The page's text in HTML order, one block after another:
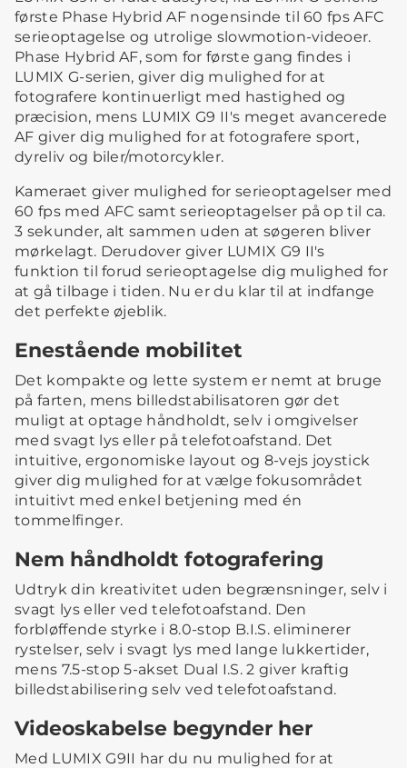
første Phase Hybrid AF nogensinde til 60 fps AFC
serieoptagelse og utrolige slowmotion-videoer.
Phase Hybrid AF, som for første gang findes i
LUMIX G-serien, giver dig mulighed for at
fotografere kontinuerligt med hastighed og
præcision, mens LUMIX G9 II's meget avancerede
AF giver dig mulighed for at fotografere sport,
dyreliv og biler/motorcykler.
Kameraet giver mulighed for serieoptagelser med
60 fps med AFC samt serieoptagelser på op til ca.
3 sekunder, alt sammen uden at søgeren bliver
mørkelagt. Derudover giver LUMIX G9 II's
funktion til forud serieoptagelse dig mulighed for
at gå tilbage i tiden. Nu er du klar til at indfange
det perfekte øjeblik.
Enestående mobilitet
Det kompakte og lette system er nemt at bruge
på farten, mens billedstabilisatoren gør det
muligt at optage håndholdt, selv i omgivelser
med svagt lys eller på telefotoafstand. Det
intuitive, ergonomiske layout og 8-vejs joystick
giver dig mulighed for at vælge fokusområdet
intuitivt med enkel betjening med én
tommelfinger.
Nem håndholdt fotografering
Udtryk din kreativitet uden begrænsninger, selv i
svagt lys eller ved telefotoafstand. Den
forbløffende styrke i 8.0-stop B.I.S. eliminerer
rystelser, selv i svagt lys med lange lukkertider,
mens 7.5-stop 5-akset Dual I.S. 2 giver kraftig
billedstabilisering selv ved telefotoafstand.
Videoskabelse begynder her
Med LUMIX G9II har du nu mulighed for at